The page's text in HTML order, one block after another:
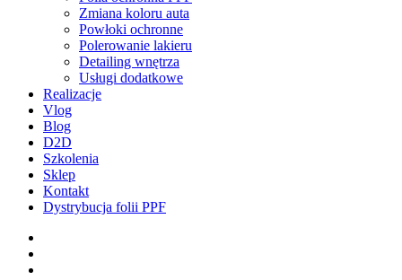
Zmiana koloru auta
Powłoki ochronne
Polerowanie lakieru
Detailing wnętrza
Usługi dodatkowe
Realizacje
Vlog
Blog
D2D
Szkolenia
Sklep
Kontakt
Dystrybucja folii PPF